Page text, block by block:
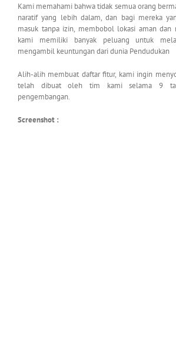
Kami memahami bahwa tidak semua orang
naratif yang lebih dalam, dan bagi mereka
masuk tanpa izin, membobol lokasi aman dan
kami memiliki banyak peluang untuk
mengambil keuntungan dari dunia Pendudukan
Alih-alih membuat daftar fitur, kami ingin
telah dibuat oleh tim kami selama 9
pengembangan.
Screenshot :